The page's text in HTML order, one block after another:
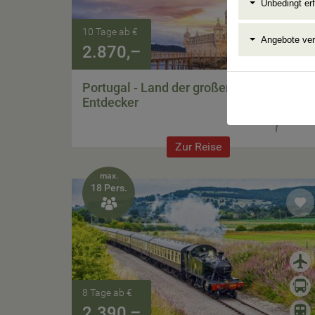
10 Tage ab €
2.870,–
Portugal - Land der großen
Entdecker
Zur Reise
max.
18 Pers.

8 Tage ab €
Unbedingt
Angebote